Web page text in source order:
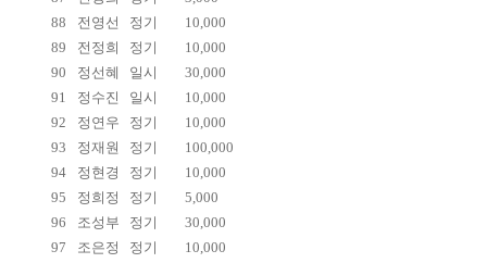
88
전영선 정기
10,000
89
전정희 정기
10,000
90
정선혜 일시
30,000
91
정수진 일시
10,000
92
정연우 정기
10,000
93
정재원 정기
100,000
94
정현경 정기
10,000
95
정희정 정기
5,000
96
조성부 정기
30,000
97
조은정 정기
10,000